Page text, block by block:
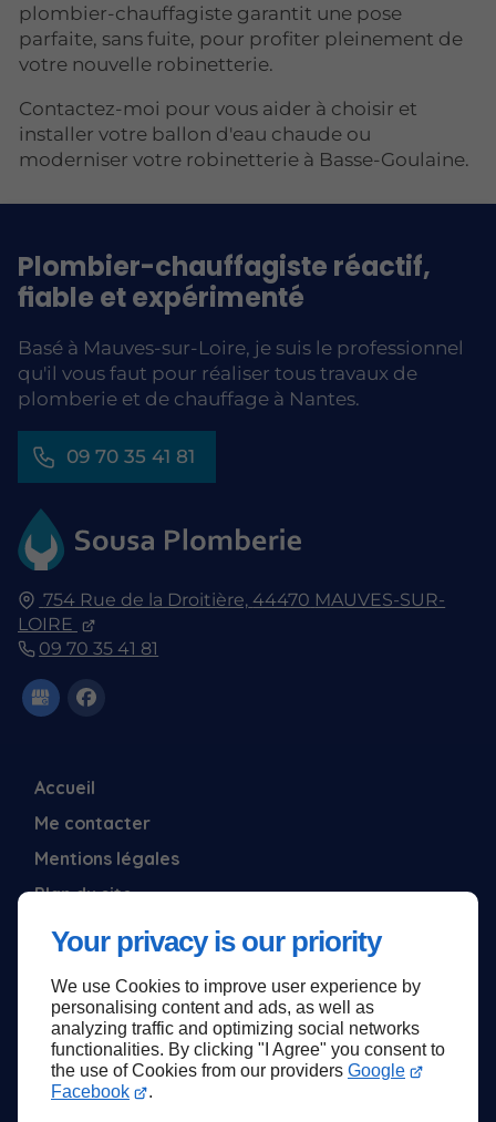
Your privacy is our priority
We use Cookies to improve user experience by
personalising content and ads, as well as
analyzing traffic and optimizing social networks
functionalities. By clicking "I Agree" you consent to
the use of Cookies from our providers Google
Facebook
.
plombier-chauffagiste garantit une pose
parfaite, sans fuite, pour profiter pleinement de
votre nouvelle robinetterie.
Contactez-moi pour vous aider à choisir et
installer votre ballon d'eau chaude ou
moderniser votre robinetterie à Basse-Goulaine.
754 Rue de la Droitière, 44470 MAUVES-SUR-
LOIRE
09 70 35 41 81
Accueil
Me contacter
Mentions légales
Plan du site
Plombier-chauffagiste réactif,
fiable et expérimenté
Basé à Mauves-sur-Loire, je suis le professionnel
qu'il vous faut pour réaliser tous travaux de
plomberie et de chauffage à Nantes.
09 70 35 41 81
Haut de page